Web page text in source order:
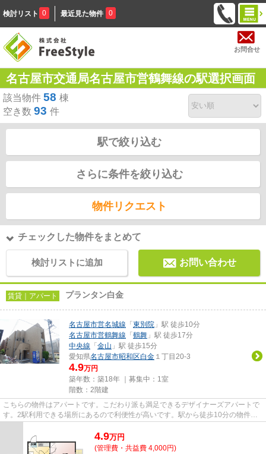
検討リスト 0 最近見た物件 0
お問合せ
名古屋市交通局名古屋市営鶴舞線の駅選択画面
該当物件 58 棟
空き数 93 件
駅で絞り込む
さらに条件を絞り込む
物件リクエスト
チェックした物件をまとめて
検討リストに追加 お問い合わせ
賃貸｜アパート プランタン白金
名古屋市営名城線 「 東別院 」駅 徒歩10分
名古屋市営鶴舞線 「 鶴舞 」駅 徒歩17分
中央線 「 金山 」駅 徒歩15分
愛知県名古屋市昭和区白金 １丁目20-3
4.9万円
築年数：築18年 ｜募集中： 1室
階数：2階建
こちらの物件はアパートです。こだわり派も満足できるデザイナーズアパートで
す。2駅利用できる場所にあるので利便性が高いです。駅から徒歩10分の物件
4.9万円
(管理費・共益費 4,000円)